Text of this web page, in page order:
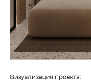
Визуализация проекта: